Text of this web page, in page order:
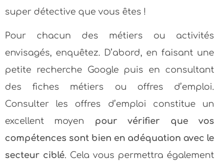
super détective que vous êtes !
Pour chacun des métiers ou activités
envisagés, enquêtez. D’abord, en faisant une
petite recherche Google puis en consultant
des fiches métiers ou offres d’emploi.
Consulter les offres d’emploi constitue un
excellent moyen pour vérifier que vos
compétences sont bien en adéquation avec le
secteur ciblé. Cela vous permettra également